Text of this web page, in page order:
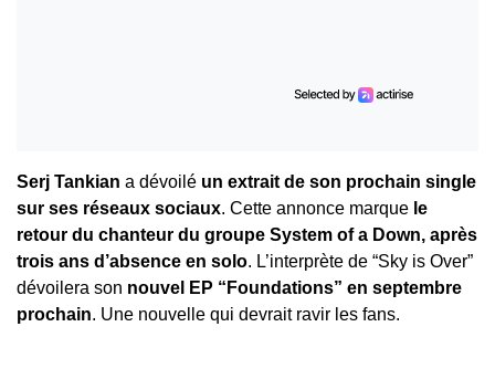
Serj Tankian a dévoilé un extrait de son prochain single
sur ses réseaux sociaux. Cette annonce marque le
retour du chanteur du groupe System of a Down, après
trois ans d’absence en solo. L’interprète de “Sky is Over”
dévoilera son nouvel EP “Foundations” en septembre
prochain. Une nouvelle qui devrait ravir les fans.